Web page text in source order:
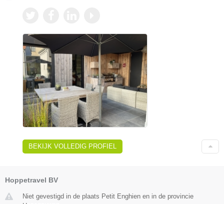
BEKIJK VOLLEDIG PROFIEL
Hoppetravel BV
Niet gevestigd in de plaats Petit Enghien en in de provincie